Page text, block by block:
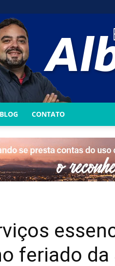
CONTATO
feriado da